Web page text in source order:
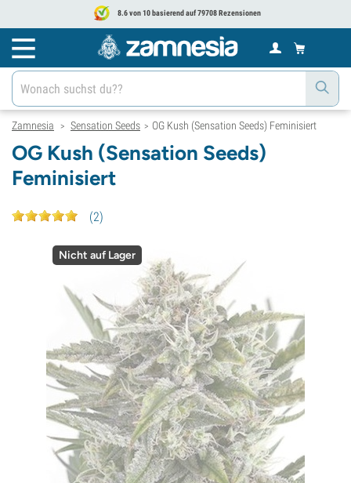
8.6 von 10 basierend auf 79708 Rezensionen
Zamnesia > Sensation Seeds > OG Kush (Sensation Seeds) Feminisiert
OG Kush (Sensation Seeds)
Feminisiert
(2)
Nicht auf Lager